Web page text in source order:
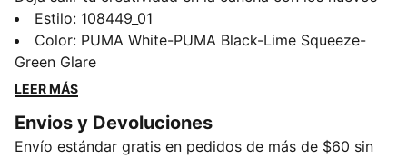
tacos de fútbol FUTURE unisex de PUMA. Los
FUTURE 8 presentan una suela FLEXGILITY para un
movimiento ágil, tecnología GripControl Pro para un
óptimo manejo de la balón y refuerzo PWRTAPE para
para usar con o sin cordones, y su ajuste mejorado
gracias a la sujeción FUZIONFIT.
Estilo: 108449_01
Color: PUMA White-PUMA Black-Lime Squeeze-
Green Glare
LEER MÁS
Envios y Devoluciones
Envío estándar gratis en pedidos de más de $60 sin